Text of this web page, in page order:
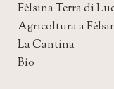
Fèlsina Terra di
Agricoltura a
La Cantina
Bio